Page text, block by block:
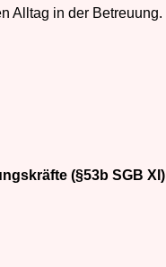
Alltag in der Betreuung.
(§53b SGB XI)